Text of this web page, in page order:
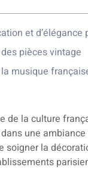
et d’élégance
pièces vintage
musique
la culture
une
la